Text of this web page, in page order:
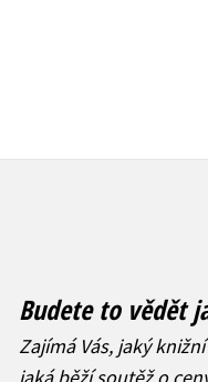
Budete to vědět
Zajímá Vás, jaký
jaká běží soutěž o